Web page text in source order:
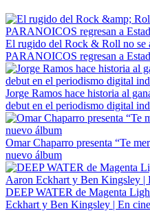
El rugido del Rock & Roll no se
PARANOICOS regresan a
Jorge Ramos hace historia al
debut en el periodismo digital
Omar Chaparro presenta “Te
nuevo álbum
DEEP WATER de Magenta
Eckhart y Ben Kingsley | En